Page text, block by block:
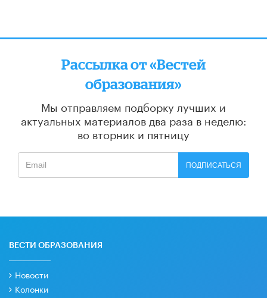
Рассылка от «Вестей
образования»
Мы отправляем подборку лучших и
актуальных материалов два раза в неделю:
во вторник и пятницу
ПОДПИСАТЬСЯ
ВЕСТИ ОБРАЗОВАНИЯ
Новости
Колонки